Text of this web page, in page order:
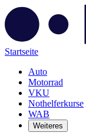
Startseite
Auto
Motorrad
VKU
Nothelferkurse
WAB
Weiteres